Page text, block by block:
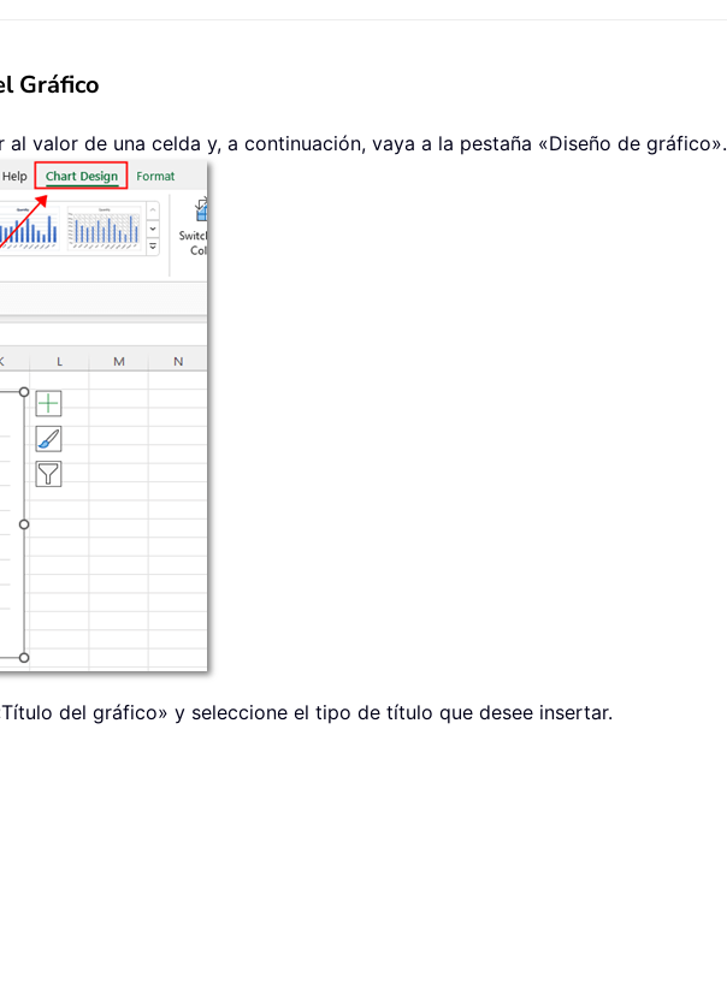
Gráfico
valor de una celda y, a continuación, vaya a la pestaña «Diseño de gráfico».
del gráfico» y seleccione el tipo de título que desee insertar.